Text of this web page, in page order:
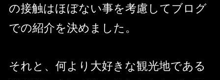
の接触はほぼない事を考慮してブログ
での紹介を決めました。
それと、何より大好きな観光地である